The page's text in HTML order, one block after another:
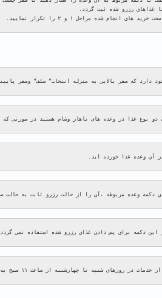
دو نوع غذا در وعده های ناهار وشام هستید در صورتی
دکمه وعده مربوطه ،آن را از حالت رزرو ثابت به
دکمه برای پس دادن غذای رزرو شده استفاده نمی
تعداد محدود توزیع می گردد که شما می توانید با انتخاب کلید «هفته جاری» وانتخاب وعده همان روز اقدام به خرید « خارج از خدمات » نمایید.